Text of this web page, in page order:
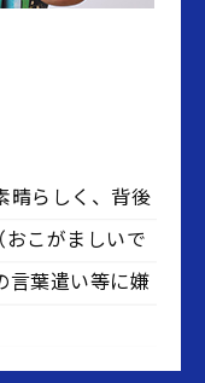
晴らしく、背後
おこがましいで
言葉遣い等に嫌